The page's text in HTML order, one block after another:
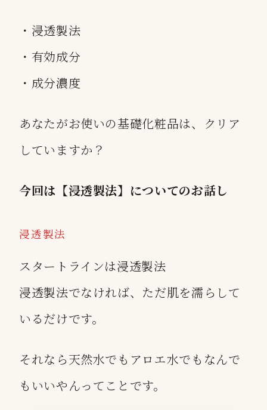
・浸透製法
・有効成分
・成分濃度
あなたがお使いの基礎化粧品は、クリア
していますか？
今回は【浸透製法】についてのお話し
浸透製法
スタートラインは浸透製法
浸透製法でなければ、ただ肌を濡らして
いるだけです。
それなら天然水でもアロエ水でもなんで
もいいやんってことです。